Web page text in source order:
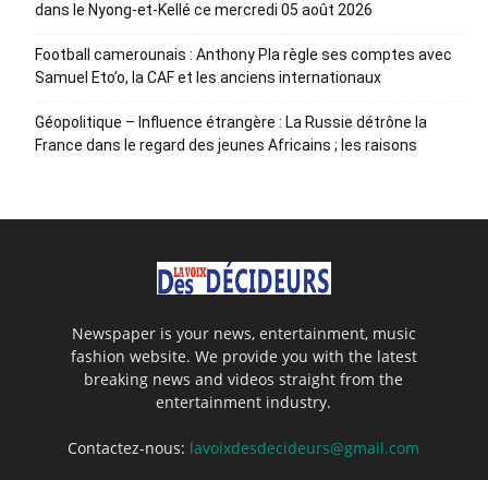
dans le Nyong-et-Kellé ce mercredi 05 août 2026
Football camerounais : Anthony Pla règle ses comptes avec
Samuel Eto’o, la CAF et les anciens internationaux
Géopolitique – Influence étrangère : La Russie détrône la
France dans le regard des jeunes Africains ; les raisons
Newspaper is your news, entertainment, music
fashion website. We provide you with the latest
breaking news and videos straight from the
entertainment industry.
Contactez-nous: lavoixdesdecideurs@gmail.com